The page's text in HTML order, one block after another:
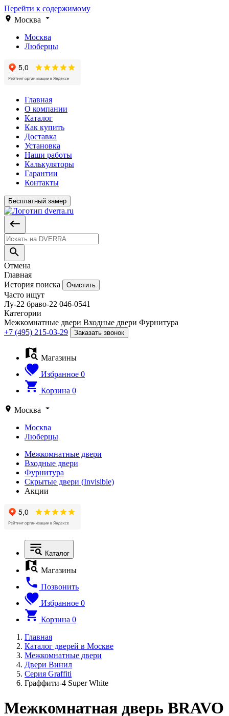
Перейти к содержимому
Москва
Москва
Люберцы
Главная
О компании
Каталог
Как купить
Доставка
Установка
Наши работы
Калькуляторы
Гарантии
Контакты
Бесплатный замер
Отмена
Главная
История поиска
Очистить
Часто ищут
Лу-22 браво-22 046-0541
Категории
Межкомнатные двери Входные двери Фурнитура
+7 (495) 215-03-29
Заказать звонок
Магазины
Избранное 0
Корзина 0
Москва
Москва
Люберцы
Межкомнатные двери
Входные двери
Фурнитура
Скрытые двери (Invisible)
Акции
Каталог
Магазины
Позвонить
Избранное 0
Корзина 0
Главная
Каталог дверей в Москве
Межкомнатные двери
Двери Винил
Серия Graffiti
Граффити-4 Super White
Межкомнатная дверь BRAVO